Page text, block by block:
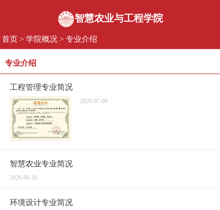
智慧农业与工程学院
首页 > 学院概况 > 专业介绍
专业介绍
工程管理专业简况
2026-07-08
智慧农业专业简况
2026-06-16
环境设计专业简况